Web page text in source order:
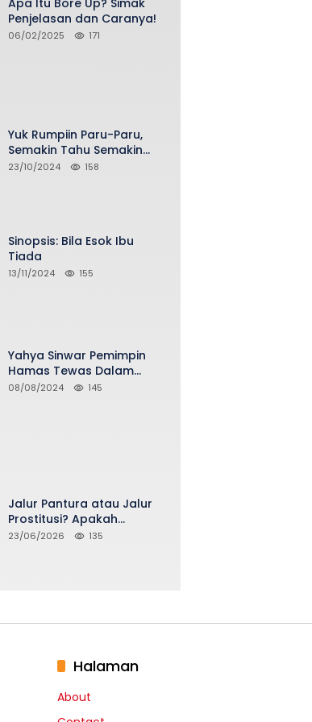
Apa Itu Bore Up? Simak
Penjelasan dan Caranya!
06/02/2025 171
Yuk Rumpiin Paru-Paru,
Semakin Tahu Semakin
Sehat Selalu
23/10/2024 158
Sinopsis: Bila Esok Ibu
Tiada
13/11/2024 155
Yahya Sinwar Pemimpin
Hamas Tewas Dalam
Serangan Israel di Gaza
08/08/2024 145
Jalur Pantura atau Jalur
Prostitusi? Apakah
Seidentik itu?
23/06/2026 135
Halaman
About